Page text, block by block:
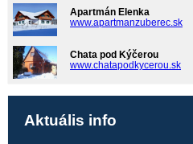
Apartmán Elenka
www.apartmanzuberec.sk
Chata pod Kýčerou
www.chatapodkycerou.sk
Aktuális info